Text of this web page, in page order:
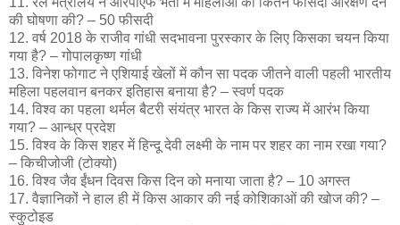
की घोषणा की? – 50 फीसदी
12. वर्ष 2018 के राजीव गांधी सदभावना पुरस्कार के लिए किसका चयन किया
गया है? – गोपालकृष्ण गांधी
13. विनेश फोगाट ने एशियाई खेलों में कौन सा पदक जीतने वाली पहली भारतीय
महिला पहलवान बनकर इतिहास बनाया है? – स्वर्ण पदक
14. विश्व का पहला थर्मल बैटरी संयंत्र भारत के किस राज्य में आरंभ किया
गया? – आन्ध्र प्रदेश
15. विश्व के किस शहर में हिन्दू देवी लक्ष्मी के नाम पर शहर का नाम रखा गया?
– किचीजोजी (टोक्यो)
16. विश्व जैव ईंधन दिवस किस दिन को मनाया जाता है? – 10 अगस्त
17. वैज्ञानिकों ने हाल ही में किस आकार की नई कोशिकाओं की खोज की? –
स्कुटोइड